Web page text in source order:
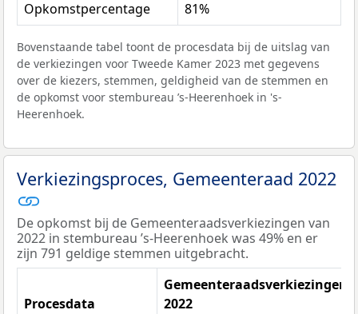
Opkomstpercentage
81%
Bovenstaande tabel toont de procesdata bij de uitslag van
de verkiezingen voor Tweede Kamer 2023 met gegevens
over de kiezers, stemmen, geldigheid van de stemmen en
de opkomst voor stembureau ’s-Heerenhoek in 's-
Heerenhoek.
Verkiezingsproces, Gemeenteraad 2022
De opkomst bij de Gemeenteraadsverkiezingen van
2022 in stembureau ’s-Heerenhoek was 49% en er
zijn 791 geldige stemmen uitgebracht.
Procesdata
Gemeenteraadsverkiezingen
2022